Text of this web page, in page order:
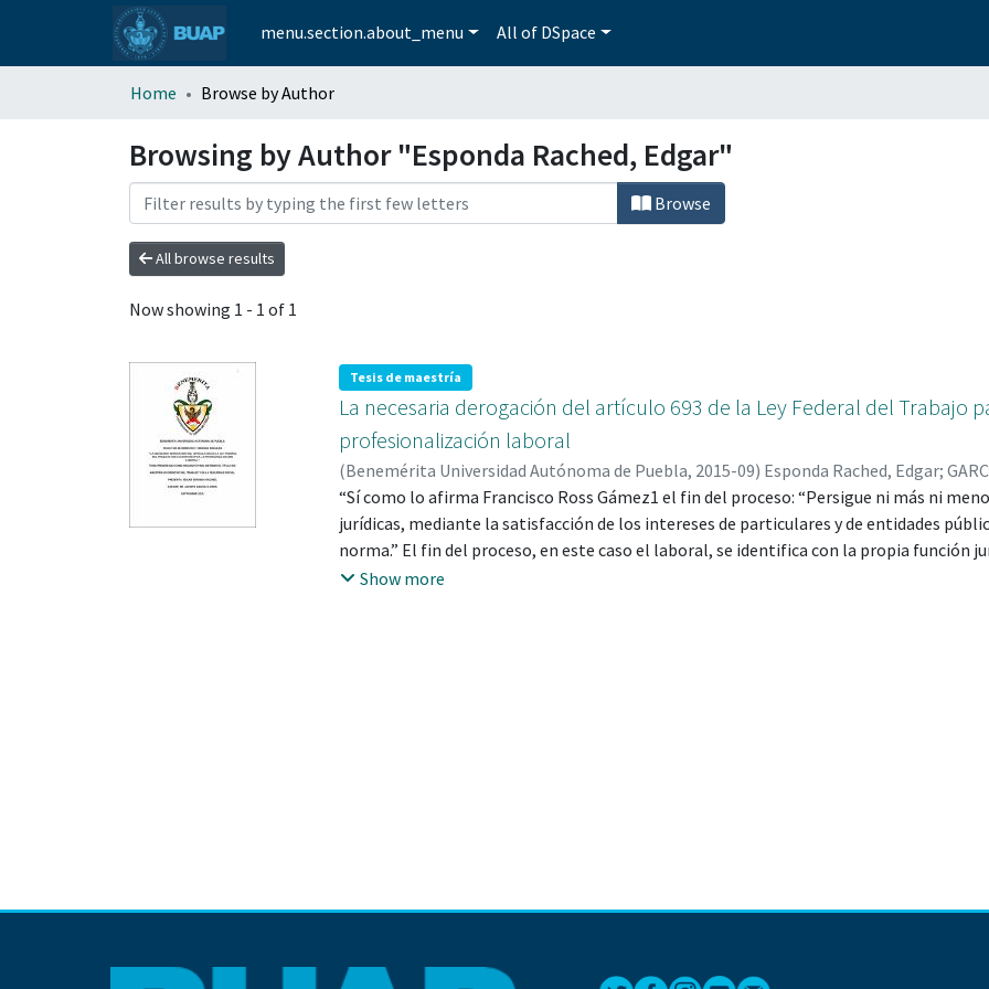
menu.section.about_menu All of DSpace
Home Browse by Author
Browsing by Author "Esponda Rached, Edgar"
Browse
All browse results
Now showing 1 - 1 of 1
Tesis de maestría
La necesaria derogación del artículo 693 de la Ley Federal del Trabajo
profesionalización laboral
(Benemérita Universidad Autónoma de Puebla, 2015-09) Esponda Rached, Edgar;
“Sí como lo afirma Francisco Ross Gámez1 el fin del proceso: “Persigue ni más ni
jurídicas, mediante la satisfacción de los intereses de particulares y de entidades
norma.” El fin del proceso, en este caso el laboral, se identifica con la propia función
cabo, en el ejercicio de ese poder público que el pueblo soberano le ha encomendado
Show more